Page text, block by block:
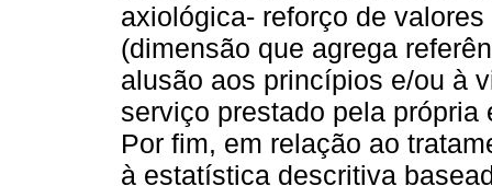
axiológica- reforço de
(dimensão que agrega
alusão aos princípios e/ou à
serviço prestado pela
Por fim, em relação ao
à estatística descritiva